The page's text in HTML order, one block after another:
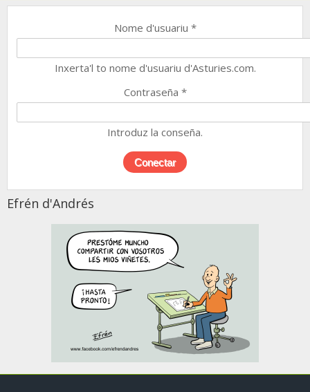
Nome d'usuariu *
Inxerta'l to nome d'usuariu d'Asturies.com.
Contraseña *
Introduz la conseña.
Efrén d'Andrés